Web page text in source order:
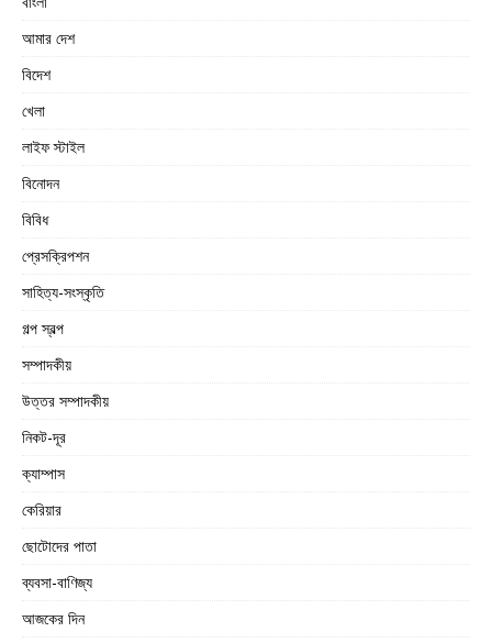
আমার দেশ
বিদেশ
খেলা
লাইফ স্টাইল
বিনোদন
বিবিধ
প্রেসক্রিপশন
সাহিত্য-সংস্কৃতি
গল্প স্বল্প
সম্পাদকীয়
উত্তর সম্পাদকীয়
নিকট-দূর
ক্যাম্পাস
কেরিয়ার
ছোটোদের পাতা
ব্যবসা-বাণিজ্য
আজকের দিন